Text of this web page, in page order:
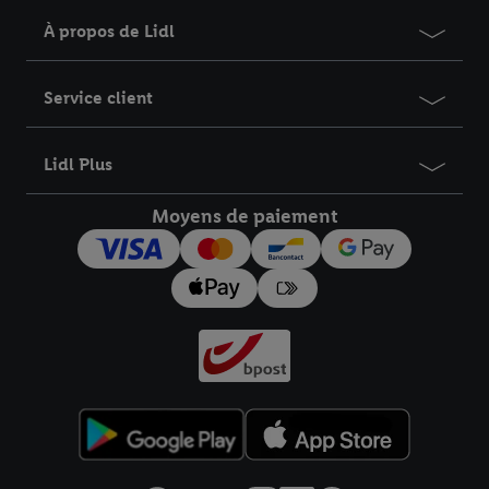
À propos de Lidl
Service client
Lidl Plus
Moyens de paiement